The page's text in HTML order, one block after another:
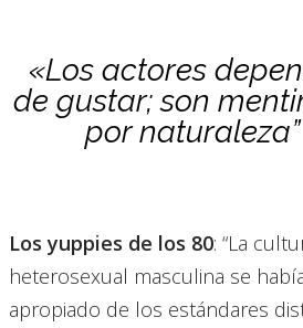
«Los actores
de gustar; son
por naturaleza”
Los yuppies de los 80: “La
heterosexual masculina se
apropiado de los estándares